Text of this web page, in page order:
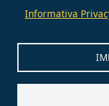
Informativa